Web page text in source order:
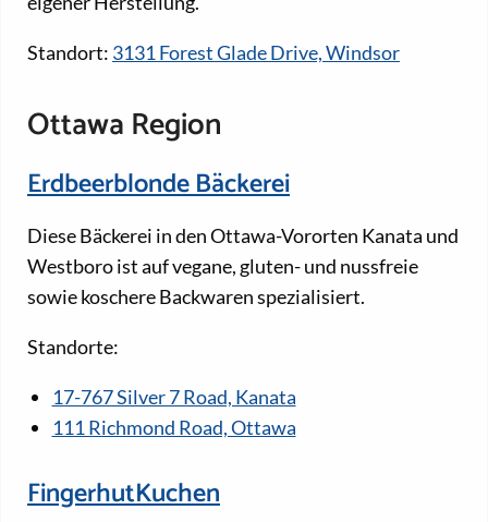
Standort: 3131 Forest Glade Drive, Windsor
Ottawa Region
Erdbeerblonde Bäckerei
Diese Bäckerei in den Ottawa-Vororten Kanata und
Westboro ist auf vegane, gluten- und nussfreie
sowie koschere Backwaren spezialisiert.
Standorte:
17-767 Silver 7 Road, Kanata
111 Richmond Road, Ottawa
FingerhutKuchen